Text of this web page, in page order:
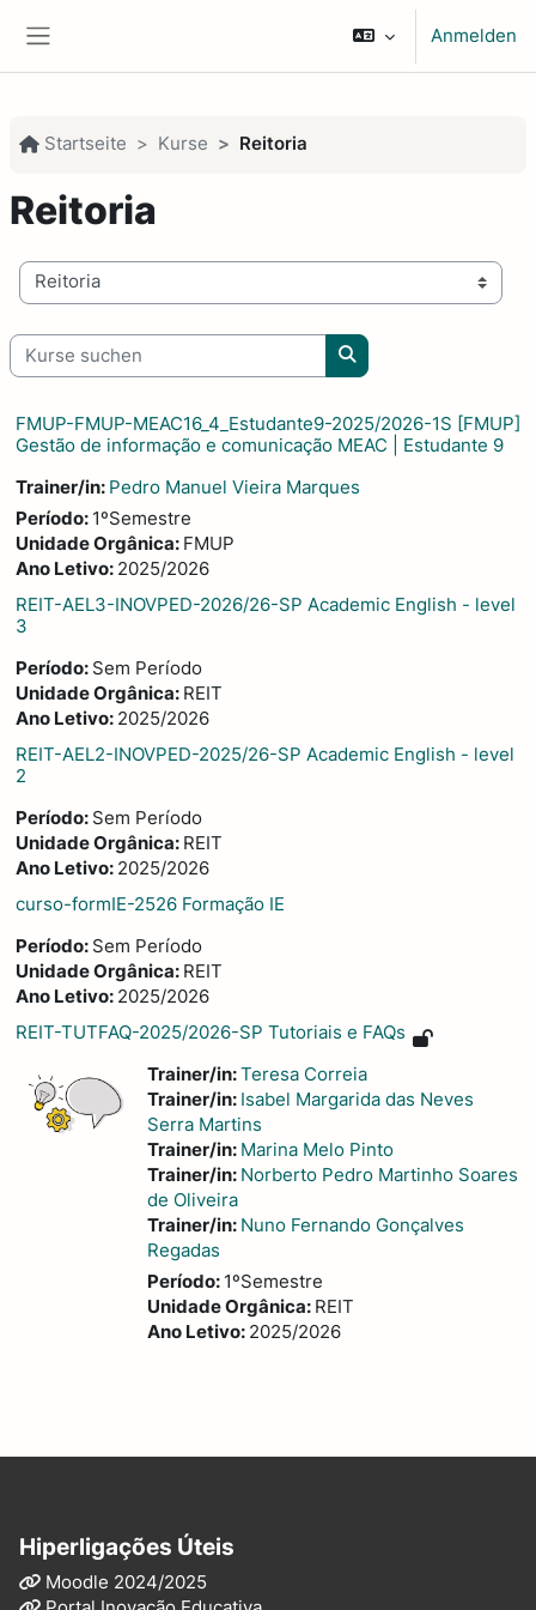
Anmelden
Startseite Kurse Reitoria
Reitoria
Kursbereiche
Kurse suchen
Kurse suchen
FMUP-FMUP-MEAC16_4_Estudante9-2025/2026-1S [FMUP]
Gestão de informação e comunicação MEAC | Estudante 9
Trainer/in: Pedro Manuel Vieira Marques
Período: 1ºSemestre
Unidade Orgânica: FMUP
Ano Letivo: 2025/2026
REIT-AEL3-INOVPED-2026/26-SP Academic English - level
3
Período: Sem Período
Unidade Orgânica: REIT
Ano Letivo: 2025/2026
REIT-AEL2-INOVPED-2025/26-SP Academic English - level
2
Período: Sem Período
Unidade Orgânica: REIT
Ano Letivo: 2025/2026
curso-formIE-2526 Formação IE
Período: Sem Período
Unidade Orgânica: REIT
Ano Letivo: 2025/2026
REIT-TUTFAQ-2025/2026-SP Tutoriais e FAQs
Trainer/in:Teresa Correia
Trainer/in: Isabel Margarida das Neves
Serra Martins
Trainer/in: Marina Melo Pinto
Trainer/in: Norberto Pedro Martinho Soares
de Oliveira
Trainer/in: Nuno Fernando Gonçalves
Regadas
Período: 1ºSemestre
Unidade Orgânica: REIT
Ano Letivo: 2025/2026
Hiperligações Úteis
Moodle 2024/2025